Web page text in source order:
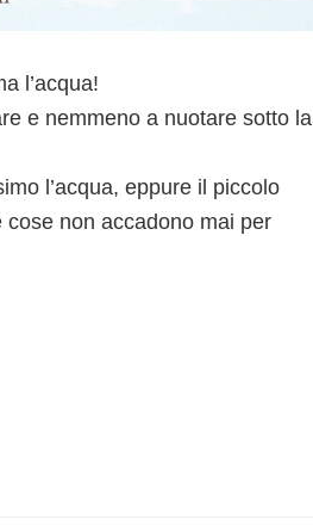
l’acqua!
e nemmeno a nuotare sotto la
l’acqua, eppure il piccolo
non accadono mai per